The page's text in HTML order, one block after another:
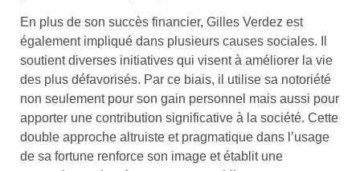
En plus de son succès financier, Gilles Verdez est
également impliqué dans plusieurs causes sociales. Il
soutient diverses initiatives qui visent à améliorer la vie
des plus défavorisés. Par ce biais, il utilise sa notoriété
non seulement pour son gain personnel mais aussi pour
apporter une contribution significative à la société. Cette
double approche altruiste et pragmatique dans l’usage
de sa fortune renforce son image et établit une